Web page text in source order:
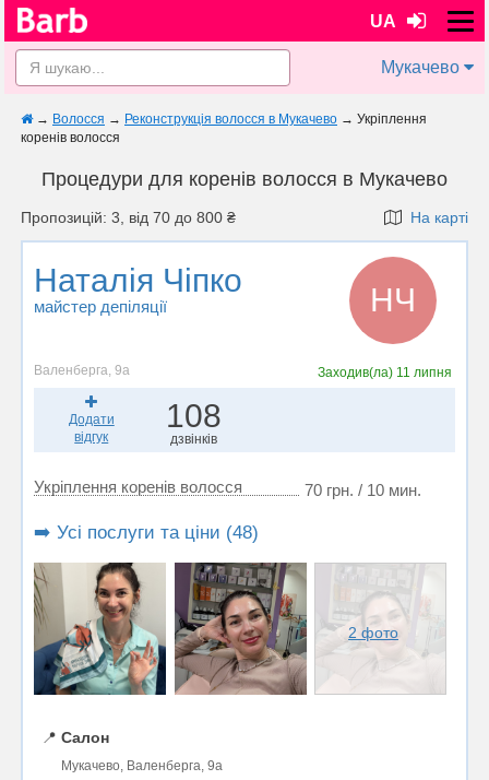
UA
Мукачево
→ Волосся → Реконструкція волосся в Мукачево → Укріплення
коренів волосся
Процедури для коренів волосся в Мукачево
Пропозицій: 3, від 70 до 800 ₴ На карті
Наталія Чіпко
майстер депіляції НЧ
Валенберга, 9а Заходив(ла) 11 липня
Додати
відгук
108
дзвінків
Укріплення коренів волосся 70 грн. / 10 мин.
➡️ Усі послуги та ціни (48)
2 фото
📍 Салон
Мукачево, Валенберга, 9а